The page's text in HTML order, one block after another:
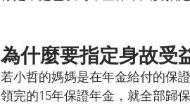
為什麼要指定身故受
若小哲的媽媽是在年金給付的保
領完的15年保證年金，就全部歸